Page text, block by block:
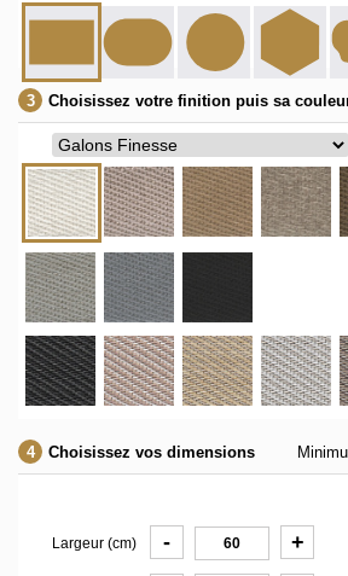
Choisissez votre finition puis sa
Choisissez vos dimensions
Largeur (cm) - +